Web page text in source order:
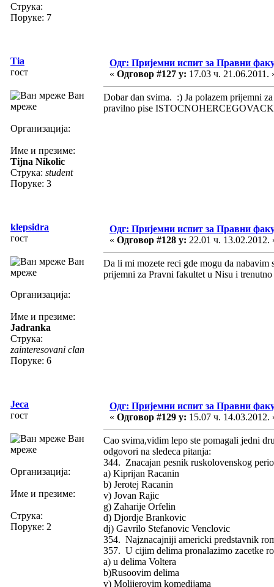
Струка:
Поруке: 7
Tia
гост
Ван
мреже
Организација:
Име и презиме:
Tijna Nikolic
Струка: student
Поруке: 3
Одг: Пријемни испит за Правни
« Одговор #127 у: 17.03 ч. 21.06.2011.
Dobar dan svima. :) Ja polazem prijemni
pravilno pise
klepsidra
гост
Ван
мреже
Организација:
Име и презиме:
Jadranka
Струка:
zainteresovani clan
Поруке: 6
Одг: Пријемни испит за Правни
« Одговор #128 у: 22.01 ч. 13.02.2012.
Da li mi mozete reci gde mogu da
prijemni za Pravni fakultet u Nisu i
Jeca
гост
Ван
мреже
Организација:
Име и презиме:
Струка:
Поруке: 2
Одг: Пријемни испит за Правни
« Одговор #129 у: 15.07 ч. 14.03.2012.
Cao svima,vidim lepo ste pomagali jedni
odgovori na sledeca pitanja:
344. Znacajan pesnik ruskolovenskog
a) Kiprijan Racanin
b) Jerotej Racanin
v) Jovan Rajic
g) Zaharije Orfelin
d) Djordje Brankovic
dj) Gavrilo Stefanovic Venclovic
354. Najznacajniji americki predstavnik
357. U cijim delima pronalazimo zacetke
a) u delima Voltera
b)Rusoovim delima
v) Molijerovim komedijama